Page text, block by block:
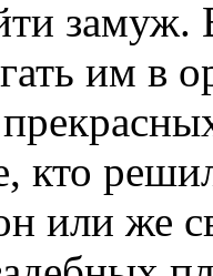
им в
кто
или же